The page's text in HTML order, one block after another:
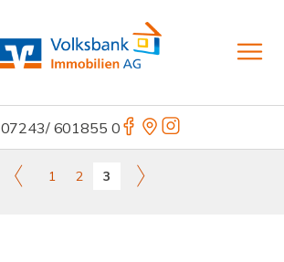
07243/ 601855 0
1 2 3